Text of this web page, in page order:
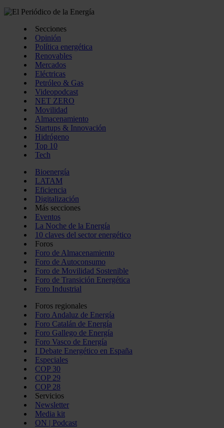
Secciones
Opinión
Política energética
Renovables
Mercados
Eléctricas
Petróleo & Gas
Videopodcast
NET ZERO
Movilidad
Almacenamiento
Startups & Innovación
Hidrógeno
Top 10
Tech
Bioenergía
LATAM
Eficiencia
Digitalización
Más secciones
Eventos
La Noche de la Energía
10 claves del sector energético
Foros
Foro de Almacenamiento
Foro de Autoconsumo
Foro de Movilidad Sostenible
Foro de Transición Energética
Foro Industrial
Foros regionales
Foro Andaluz de Energía
Foro Catalán de Energía
Foro Gallego de Energía
Foro Vasco de Energía
I Debate Energético en España
Especiales
COP 30
COP 29
COP 28
Servicios
Newsletter
Media kit
ON | Podcast